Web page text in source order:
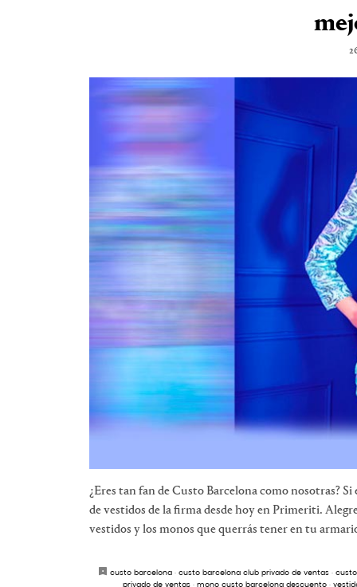
¿Eres tan fan de Custo Barcelona como nosotras?
de vestidos de la firma desde hoy en Primeriti.
vestidos y los monos que querrás tener en tu
custo barcelona · custo barcelona club privado de ventas ·
privado de ventas· mono custo barcelona descuento·